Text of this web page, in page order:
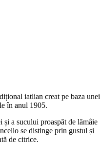
iatlian creat pe baza unei
în anul 1905.
a sucului proaspăt de lămâie
se distinge prin gustul și
de citrice.